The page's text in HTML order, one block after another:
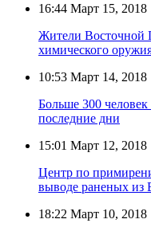
16:44 Март 15, 2018
Жители Восточной
химического
10:53 Март 14, 2018
Больше 300
последние дни
15:01 Март 12, 2018
Центр по
выводе раненых из
18:22 Март 10, 2018